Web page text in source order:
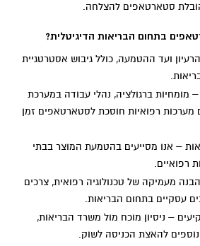
סטארטאפים להצלחה.
בתחום הבריאות הדיגיטלית?
ועד ההטמעה, כולל גיבוש אסטרטגיית
מומחיות ברגולציה, נהלי עבודה במערכת
מערכות רפואיות חוסכת לסטארטאפים זמן
– אנו מסייעים בהטמעת המוצר בבתי
רפואיים.
מעמיקה של טכנולוגיה רפואית, צרכים
עסקיים בתחום הבריאות.
– ניסיון מוכח מול משרד הבריאות,
נוספים להאצת הכניסה לשוק.